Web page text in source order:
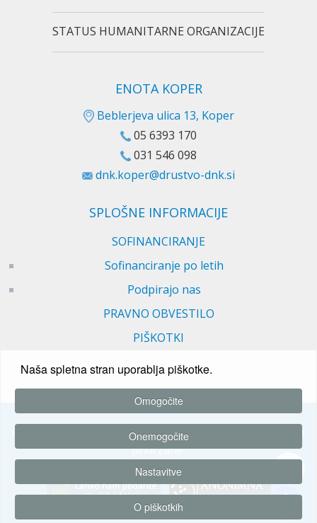
STATUS HUMANITARNE ORGANIZACIJE
ENOTA KOPER
Beblerjeva ulica 13, Koper
05 6393 170
031 546 098
dnk.koper@drustvo-dnk.si
SPLOŠNE INFORMACIJE
SOFINANCIRANJE
Sofinanciranje po letih
Podpirajo nas
PRAVNO OBVESTILO
PIŠKOTKI
© 2026 Društvo za nenasilno komunikacijo. Vse pravice
pridržane.
Naša spletna stran uporablja piškotke.
Omogočite
Onemogočite
Nastavitve
O piškotkih